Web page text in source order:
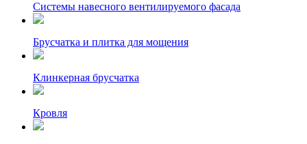
Системы навесного вентилируемого фасада
Брусчатка и плитка для мощения
Клинкерная брусчатка
Кровля